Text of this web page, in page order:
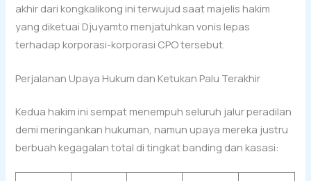
akhir dari kongkalikong ini terwujud saat majelis hakim
yang diketuai Djuyamto menjatuhkan vonis lepas
terhadap korporasi-korporasi CPO tersebut.
Perjalanan Upaya Hukum dan Ketukan Palu Terakhir
Kedua hakim ini sempat menempuh seluruh jalur peradilan
demi meringankan hukuman, namun upaya mereka justru
berbuah kegagalan total di tingkat banding dan kasasi: